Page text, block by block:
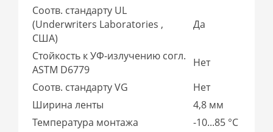
Соотв. стандарту UL
(Underwriters Laboratories ,
США)
Да
Стойкость к УФ-излучению согл.
ASTM D6779
Нет
Соотв. стандарту VG
Нет
Ширина ленты
4,8 мм
Температура монтажа
-10...85 °C